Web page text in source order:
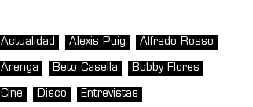
Actualidad Alexis Puig Alfredo Rosso
Arenga Beto Casella Bobby Flores
Cine Disco Entrevistas